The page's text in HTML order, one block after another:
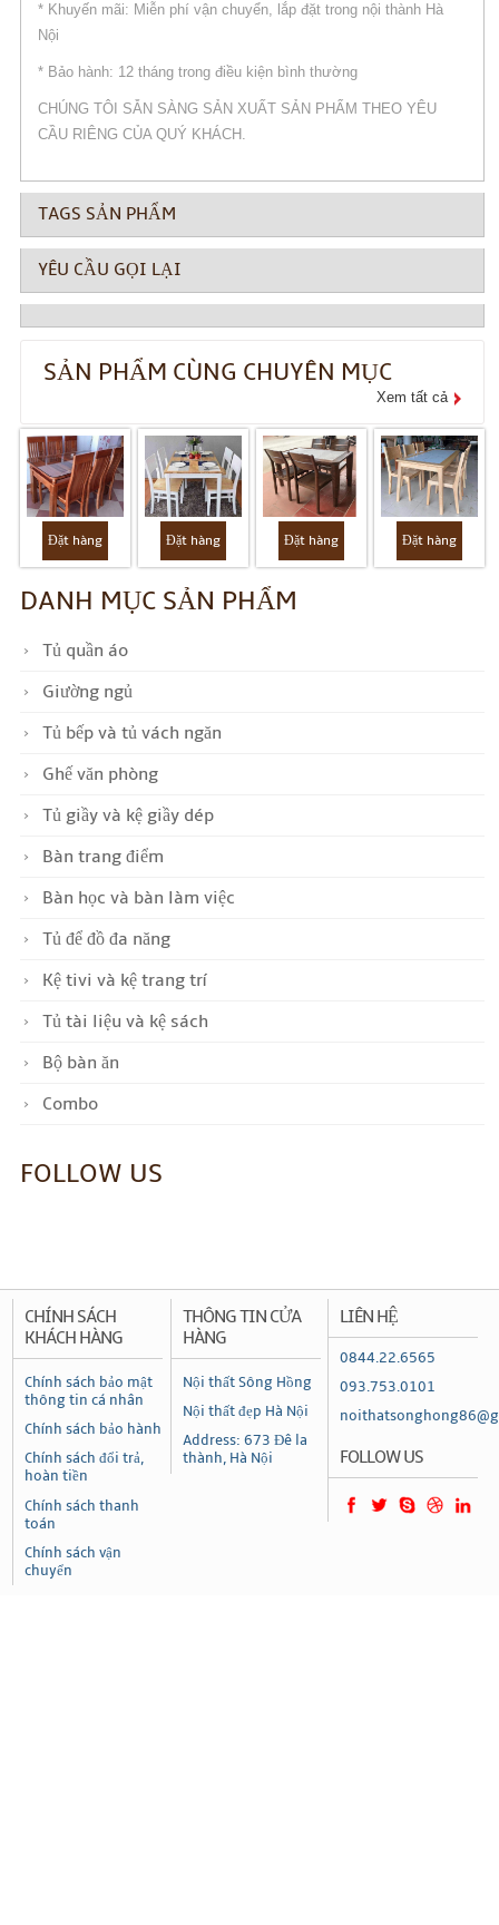
* Khuyến mãi: Miễn phí vận chuyển, lắp đặt trong nội thành Hà
Nội
* Bảo hành: 12 tháng trong điều kiện bình thường
CHÚNG TÔI SẴN SÀNG SẢN XUẤT SẢN PHẨM THEO YÊU
CẦU RIÊNG CỦA QUÝ KHÁCH.
TAGS SẢN PHẨM
YÊU CẦU GỌI LẠI
SẢN PHẨM CÙNG CHUYÊN MỤC
Xem tất cả
Đặt hàng Đặt hàng Đặt hàng Đặt hàng
DANH MỤC SẢN PHẨM
Tủ quần áo
Giường ngủ
Tủ bếp và tủ vách ngăn
Ghế văn phòng
Tủ giầy và kệ giầy dép
Bàn trang điểm
Bàn học và bàn làm việc
Tủ để đồ đa năng
Kệ tivi và kệ trang trí
Tủ tài liệu và kệ sách
Bộ bàn ăn
Combo
FOLLOW US
CHÍNH SÁCH
KHÁCH HÀNG
Chính sách bảo mật
thông tin cá nhân
Chính sách bảo hành
Chính sách đổi trả,
hoàn tiền
Chính sách thanh
toán
Chính sách vận
chuyển
THÔNG TIN CỬA
HÀNG
Nội thất Sông Hồng
Nội thất đẹp Hà Nội
Address: 673 Đê la
thành, Hà Nội
LIÊN HỆ
0844.22.6565
093.753.0101
FOLLOW US